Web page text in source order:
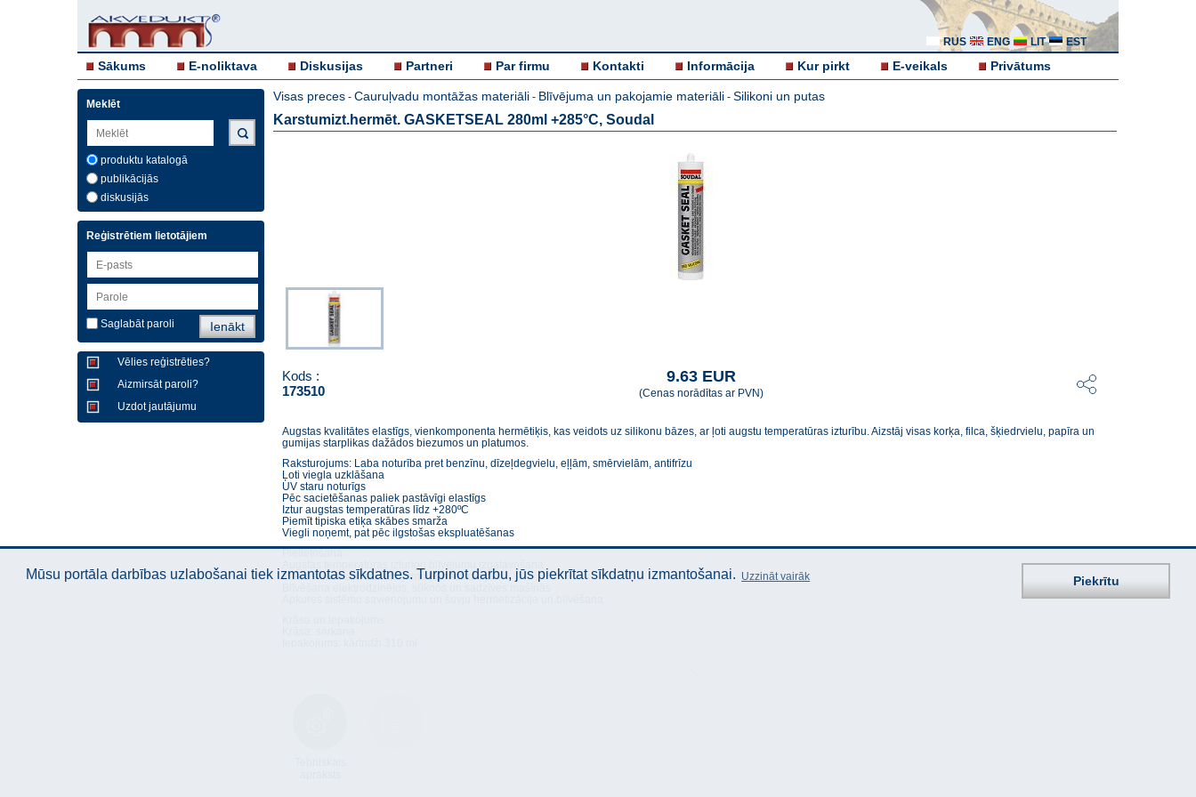
RUS ENG LIT EST
Sākums E-noliktava Diskusijas Partneri Par firmu Kontakti Informācija Kur pirkt E-veikals Privātums
Meklēt
produktu katalogā
publikācijās
diskusijās
Reģistrētiem lietotājiem
Saglabāt paroli
Vēlies reģistrēties?
Aizmirsāt paroli?
Uzdot jautājumu
Visas preces - Cauruļvadu montāžas materiāli - Blīvējuma un pakojamie materiāli - Silikoni un putas
Karstumizt.hermēt. GASKETSEAL 280ml +285°C, Soudal
Kods :
173510
9.63 EUR
(Cenas norādītas ar PVN)
Augstas kvalitātes elastīgs, vienkomponenta hermētiķis, kas veidots uz silikonu bāzes, ar ļoti augstu temperatūras izturību. Aizstāj visas korķa, filca, šķiedrvielu, papīra un
gumijas starplikas dažādos biezumos un platumos.
Raksturojums: Laba noturība pret benzīnu, dīzeļdegvielu, eļļām, smērvielām, antifrīzu
Ļoti viegla uzklāšana
UV staru noturīgs
Pēc sacietēšanas paliek pastāvīgi elastīgs
Iztur augstas temperatūras līdz +280ºC
Piemīt tipiska etiķa skābes smarža
Viegli noņemt, pat pēc ilgstošas ekspluatēšanas
Metālisku detaļu savienojumu hermetizācija
Mūsu portāla darbības uzlabošanai tiek izmantotas sīkdatnes. Turpinot darbu, jūs piekrītat sīkdatņu izmantošanai. Uzzināt vairāk Piekrītu